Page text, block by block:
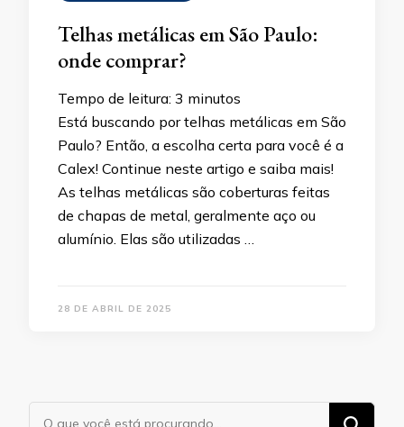
Telhas metálicas em São Paulo:
onde comprar?
Tempo de leitura: 3 minutos
Está buscando por telhas metálicas em São
Paulo? Então, a escolha certa para você é a
Calex! Continue neste artigo e saiba mais!
As telhas metálicas são coberturas feitas
de chapas de metal, geralmente aço ou
alumínio. Elas são utilizadas …
28 DE ABRIL DE 2025
Procurando